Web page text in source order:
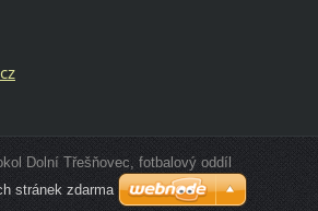
Dolní Třešňovec, fotbalový oddíl
stránek zdarma